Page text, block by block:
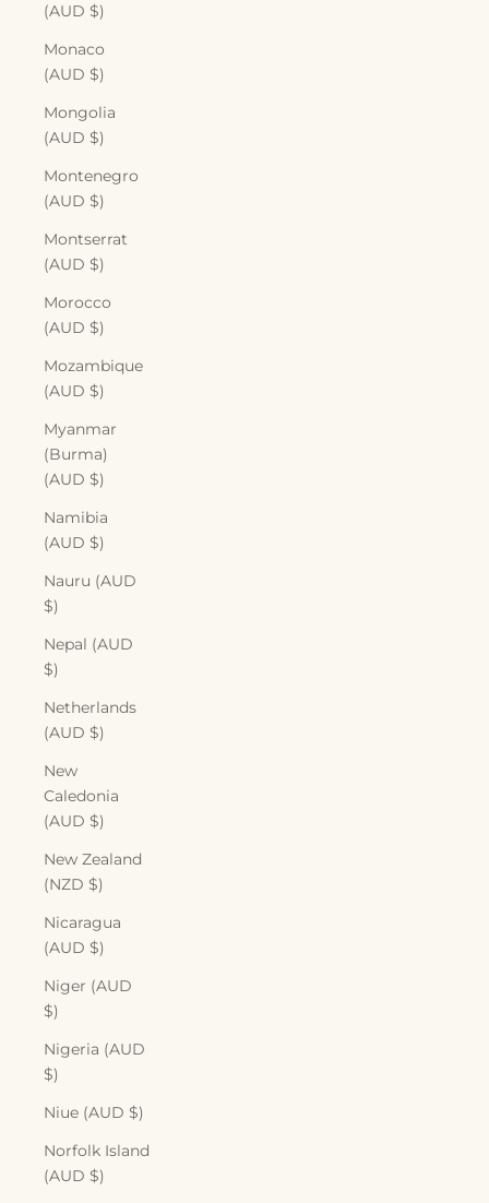
(AUD $)
Monaco
(AUD $)
Mongolia
(AUD $)
Montenegro
(AUD $)
Montserrat
(AUD $)
Morocco
(AUD $)
Mozambique
(AUD $)
Myanmar
(Burma)
(AUD $)
Namibia
(AUD $)
Nauru (AUD
$)
Nepal (AUD
$)
Netherlands
(AUD $)
New
Caledonia
(AUD $)
New Zealand
(NZD $)
Nicaragua
(AUD $)
Niger (AUD
$)
Nigeria (AUD
$)
Niue (AUD $)
Norfolk Island
(AUD $)